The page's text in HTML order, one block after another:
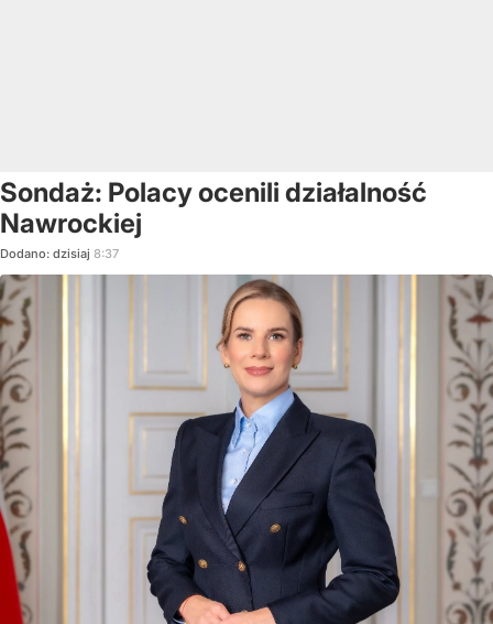
Sondaż: Polacy ocenili działalność
Nawrockiej
Dodano: dzisiaj 8:37